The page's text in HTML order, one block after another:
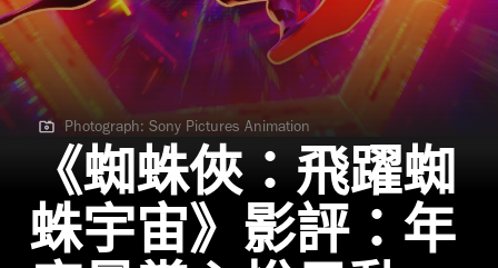
Photograph: Sony Pictures Animation
Photograph: Sony Pictures Animation
《蜘蛛俠：飛躍蜘
蛛宇宙》影評：年